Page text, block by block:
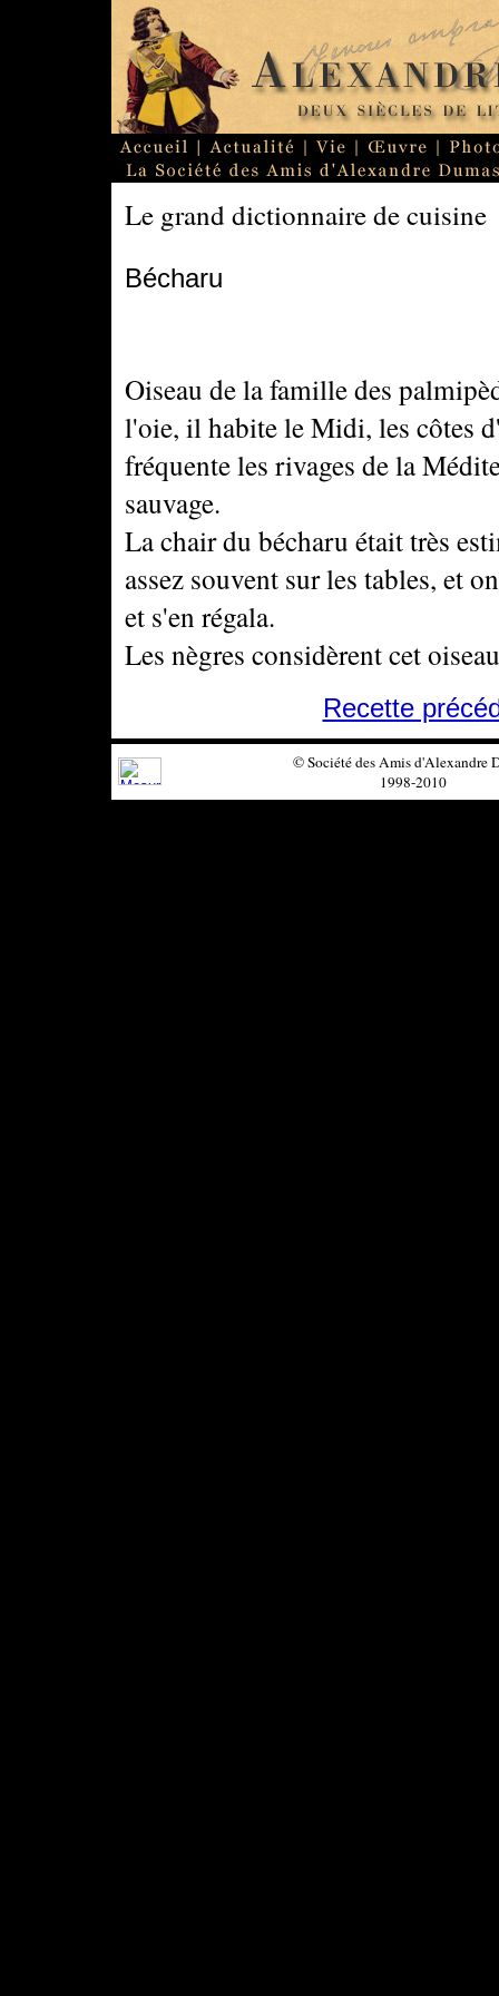
Le grand dictionnaire de cuisine
Bécharu
Oiseau de la famille des
l'oie, il habite le Midi, les côtes
fréquente les rivages de la
sauvage.
La chair du bécharu était très
assez souvent sur les tables, et
et s'en régala.
Les nègres considèrent cet
Recette
© Société des Amis d'Alexandre
1998-2010